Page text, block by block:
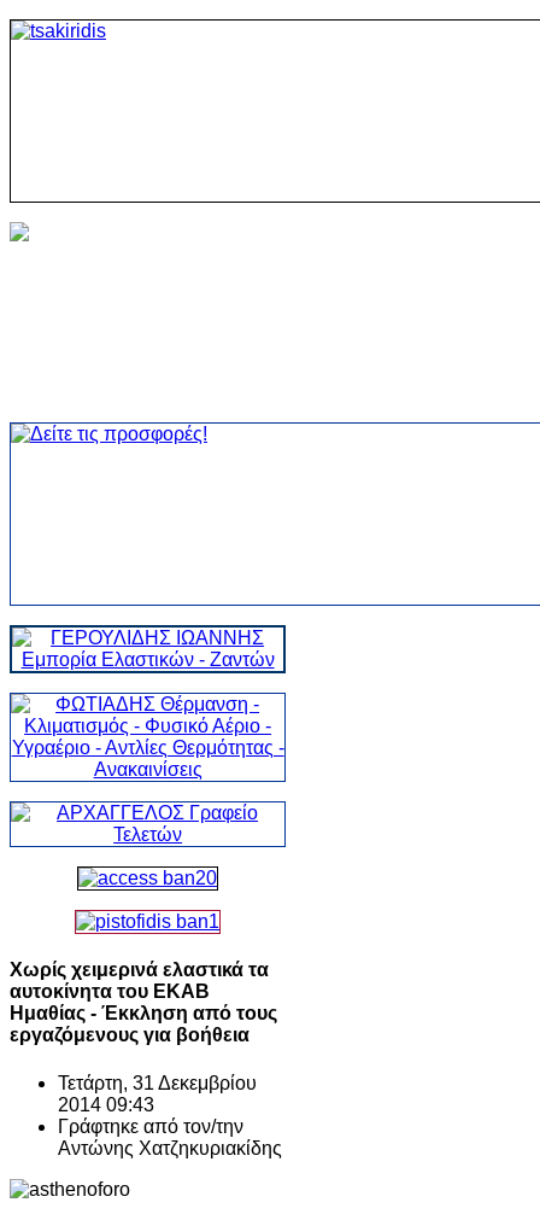
Χωρίς χειμερινά ελαστικά τα
αυτοκίνητα του ΕΚΑΒ
Ημαθίας - Έκκληση από τους
εργαζόμενους για βοήθεια
Τετάρτη, 31 Δεκεμβρίου
2014 09:43
Γράφτηκε από τον/την
Αντώνης Χατζηκυριακίδης